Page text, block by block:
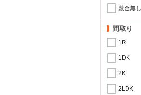
敷金無し
間取り
1R
1DK
2K
2LDK